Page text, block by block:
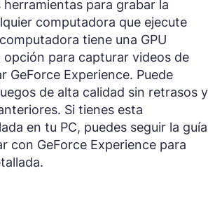
herramientas para grabar la
computadora que ejecute
tiene una GPU
opción para capturar videos de
GeForce Experience. Puede
de alta calidad sin retrasos y
Si tienes esta
en tu PC, puedes seguir la guía
con GeForce Experience para